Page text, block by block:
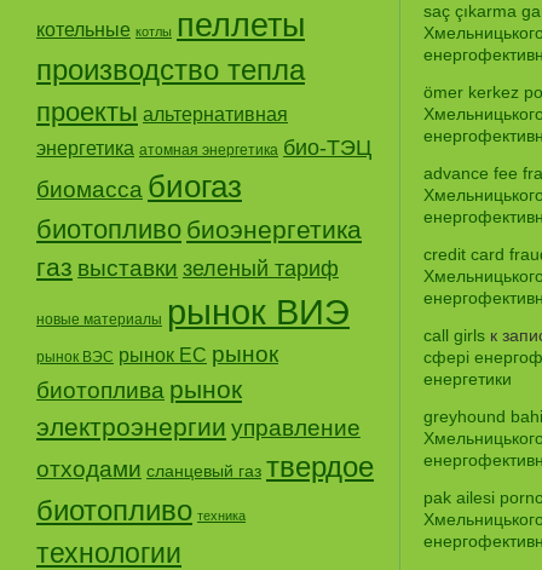
котельные котлы пеллеты
производство тепла
проекты альтернативная
энергетика атомная энергетика био-ТЭЦ
биомасса биогаз
биотопливо биоэнергетика
газ выставки зеленый тариф
новые материалы рынок ВИЭ
рынок ВЭС рынок ЕС рынок
биотоплива рынок
электроэнергии управление
отходами сланцевый газ твердое
биотопливо техника
технологии
saç çıkarma
ömer kerkez
advance fee
credit card
call girls к
сфері
енергетики
greyhound
pak ailesi